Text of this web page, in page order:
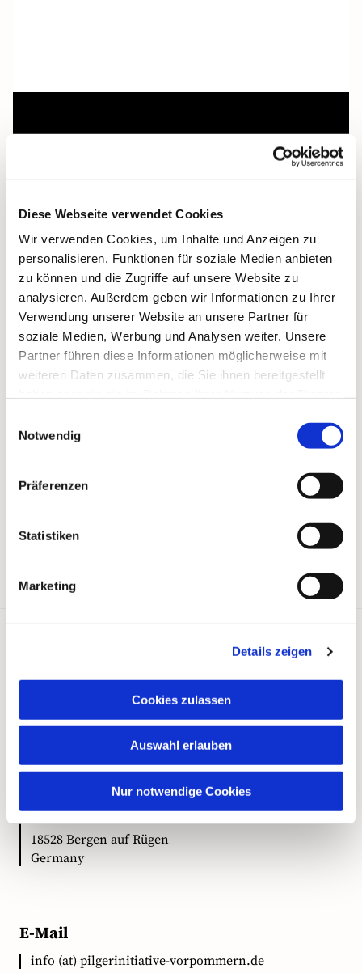
Diese Webseite verwendet Cookies
Wir verwenden Cookies, um Inhalte und Anzeigen zu
personalisieren, Funktionen für soziale Medien anbieten
zu können und die Zugriffe auf unsere Website zu
analysieren. Außerdem geben wir Informationen zu Ihrer
Verwendung unserer Website an unsere Partner für
soziale Medien, Werbung und Analysen weiter. Unsere
Partner führen diese Informationen möglicherweise mit
weiteren Daten zusammen, die Sie ihnen bereitgestellt
Notwendig
Präferenzen
Statistiken
Marketing
Details zeigen
Cookies zulassen
Auswahl erlauben
Nur notwendige Cookies
Dies könnte Sie auch
Kontakt
Anschrift
Ökumenische Pilgerinitiative Vorpommern e.V.
Clementstr. 1
18528 Bergen auf Rügen
Germany
E-Mail
info (at) pilgerinitiative-vorpommern.de